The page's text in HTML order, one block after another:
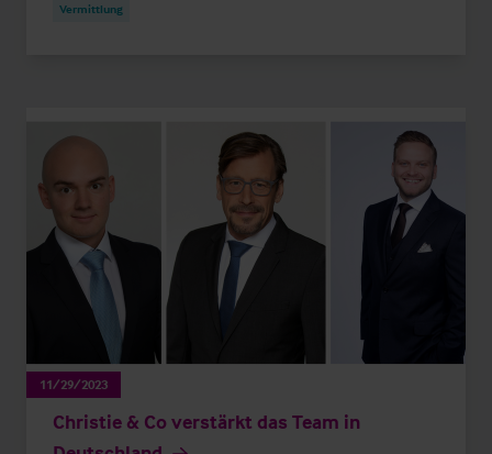
Vermittlung
11/29/2023
Christie & Co verstärkt das Team in